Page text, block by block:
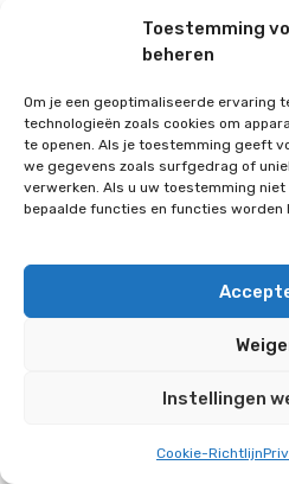
Toestemming
beheren
Om je een geoptimaliseerde ervaring
technologieën zoals cookies om
te openen. Als je toestemming geeft
we gegevens zoals surfgedrag of
verwerken. Als u uw toestemming
bepaalde functies en functies worden
Instellingen
Cookie-Richtlijn
onderhoudsroutine en
deze korte kapsels
LEES Hoe kun je het
bleken?
Met de veelzijdige opties
en
vrouwenkan elke vrouw
stijlvolle, moderne en